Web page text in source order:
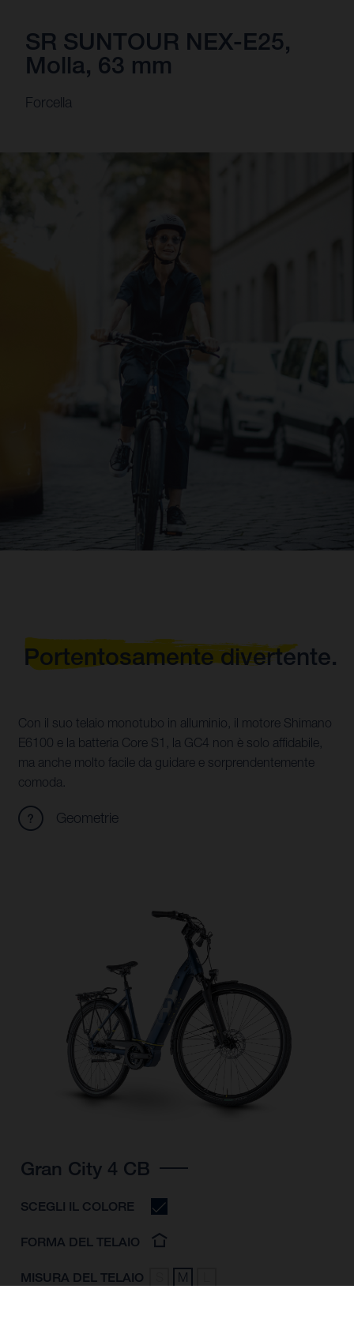
SR SUNTOUR NEX-E25,
Molla, 63 mm
Forcella
Portentosamente divertente.
Con il suo telaio monotubo in alluminio, il motore Shimano
E6100 e la batteria Core S1, la GC4 non è solo affidabile,
ma anche molto facile da guidare e sorprendentemente
comoda.
Geometrie
Gran City 4 CB
SCEGLI IL COLORE
FORMA DEL TELAIO
MISURA DEL TELAIO M